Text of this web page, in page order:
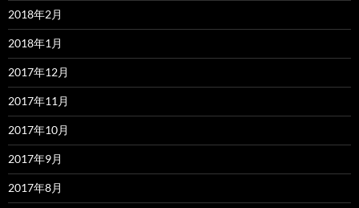
2018年2月
2018年1月
2017年12月
2017年11月
2017年10月
2017年9月
2017年8月